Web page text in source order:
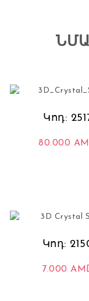
Կոդ:
80.000
Կոդ:
7.000